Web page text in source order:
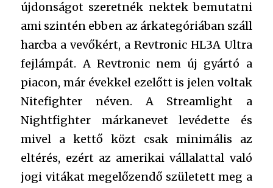
újdonságot szeretnék nektek bemutatni
ami szintén ebben az árkategóriában száll
harcba a vevőkért, a Revtronic HL3A Ultra
fejlámpát. A Revtronic nem új gyártó a
piacon, már évekkel ezelőtt is jelen voltak
Nitefighter néven. A Streamlight a
Nightfighter márkanevet levédette és
mivel a kettő közt csak minimális az
eltérés, ezért az amerikai vállalattal való
jogi vitákat megelőzendő született meg a